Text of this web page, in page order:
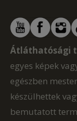
Átláthatósági
egyes képek
egészben
készülhettek
bemutatott